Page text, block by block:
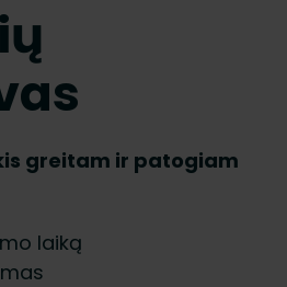
greitam ir patogiam
laiką